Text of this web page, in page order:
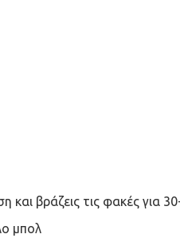
και βράζεις τις φακές για
μπολ